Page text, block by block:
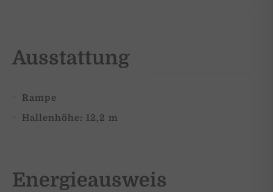
Ausstattung
Rampe
Hallenhöhe: 12,2 m
Energieausweis